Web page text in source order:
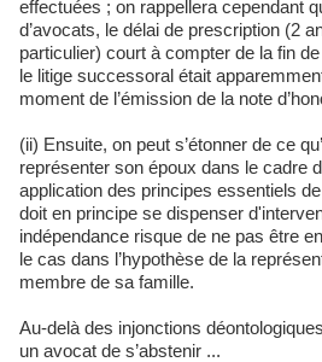
effectuées ; on rappellera cependant
d’avocats, le délai de prescription (2
particulier) court à compter de la fin
le litige successoral était
moment de l’émission de la note
(ii) Ensuite, on peut s’étonner de ce
représenter son époux dans le cadre
application des principes essentiels
doit en principe se dispenser
indépendance risque de ne pas être
le cas dans l’hypothèse de la
membre de sa famille.
Au-delà des injonctions
un avocat de s’abstenir ...